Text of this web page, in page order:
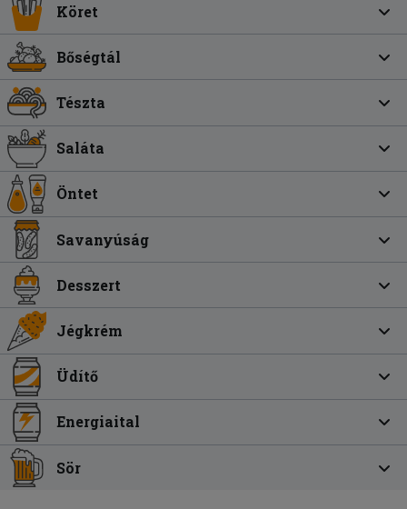
Köret
Bőségtál
Tészta
Saláta
Öntet
Savanyúság
Desszert
Jégkrém
Üdítő
Energiaital
Sör